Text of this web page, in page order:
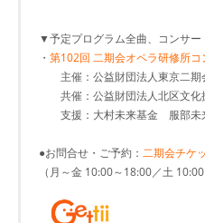
▼予定プログラム全曲、コンサー
・ 第102回 二期会オペラ研修所コ
主催：公益財団法人東京二期
共催：公益財団法人北区文化
支援：大村未来基金 服部未
●お問合せ・ご予約： 二期会チケ
（月～金 10:00～18:00／土